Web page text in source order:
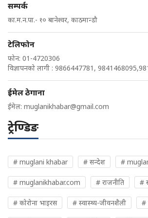
सम्पर्क
का.म.न.पा.- १० बानेश्वर, काठमान्डौ
टेलिफोन
फोन: 01-4720306
विज्ञापनको लागी : 9866447781,
ईमेल ठेगाना
ईमेल: muglanikhabar@gmail.com
ट्रेण्डिङ
# muglani khabar # सन्देश #
# muglanikhabar.com # राजनीति #
# कोरोना भाइरस # स्वास्थ्य-जीवनशैली #